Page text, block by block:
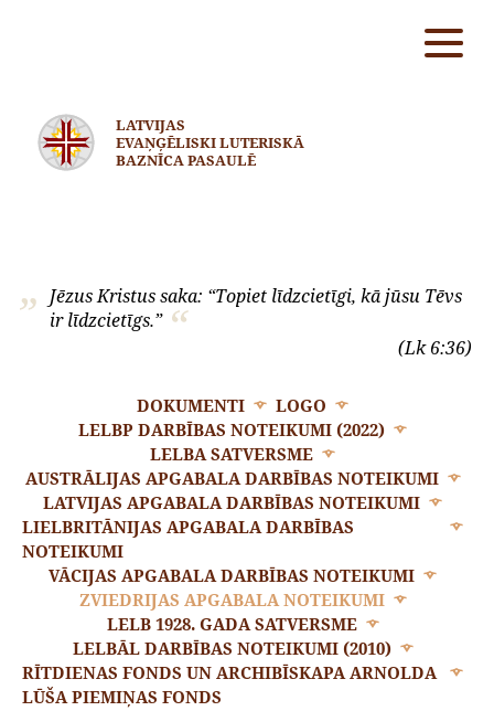
LATVIJAS
EVAŅĢĒLISKI LUTERISKĀ
BAZNĪCA PASAULĒ
Jēzus Kristus saka: “Topiet līdzcietīgi, kā jūsu Tēvs
ir līdzcietīgs.”
(Lk 6:36)
DOKUMENTI
LOGO
LELBP DARBĪBAS NOTEIKUMI (2022)
LELBA SATVERSME
AUSTRĀLIJAS APGABALA DARBĪBAS NOTEIKUMI
LATVIJAS APGABALA DARBĪBAS NOTEIKUMI
LIELBRITĀNIJAS APGABALA DARBĪBAS
NOTEIKUMI
VĀCIJAS APGABALA DARBĪBAS NOTEIKUMI
ZVIEDRIJAS APGABALA NOTEIKUMI
LELB 1928. GADA SATVERSME
LELBĀL DARBĪBAS NOTEIKUMI (2010)
RĪTDIENAS FONDS UN ARCHIBĪSKAPA ARNOLDA
LŪŠA PIEMIŅAS FONDS